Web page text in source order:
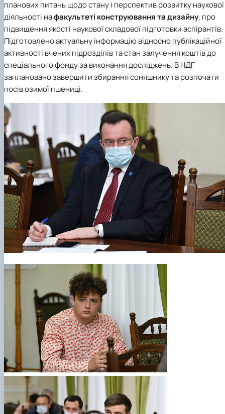
планових питань щодо стану і перспектив розвитку наукової
діяльності нафакультеті конструювання та дизайну, про
підвищення якості наукової складової підготовки аспірантів.
Підготовлено актуальну інформацію відносно публікаційної
активності вчених підрозділів та стан залучення коштів до
спеціального фонду за виконання досліджень. В НДГ
заплановано завершити збирання соняшнику та розпочати
посів озимої пшениці.